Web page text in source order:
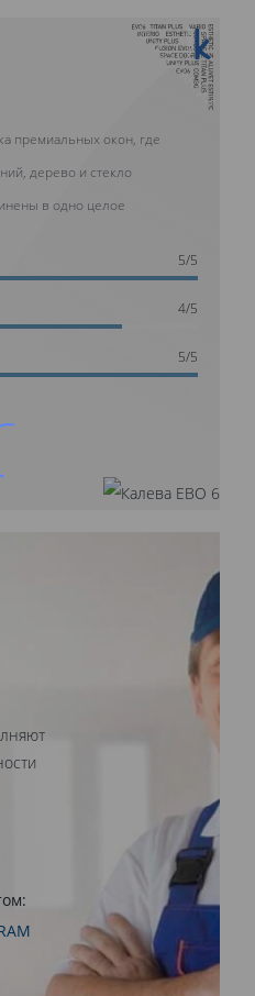
10 ЛЕТ ГАРАНТИИ
премиальных окон, где
дерево и стекло
в одно целое
5/5
4/5
5/5